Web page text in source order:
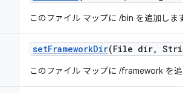
このファイル マップに /bin を追加します
setFrameworkDir(File dir,
このファイル マップに /framework を追